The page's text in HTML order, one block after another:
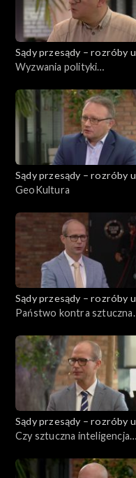
Sądy przesądy – rozróby u
Kuby
Wyzwania polityki
Sądy przesądy – rozróby u
Kuby
GeoKultura
Sądy przesądy – rozróby u
Kuby
Państwo kontra sztuczna
Sądy przesądy – rozróby u
Kuby
Czy sztuczna inteligencja